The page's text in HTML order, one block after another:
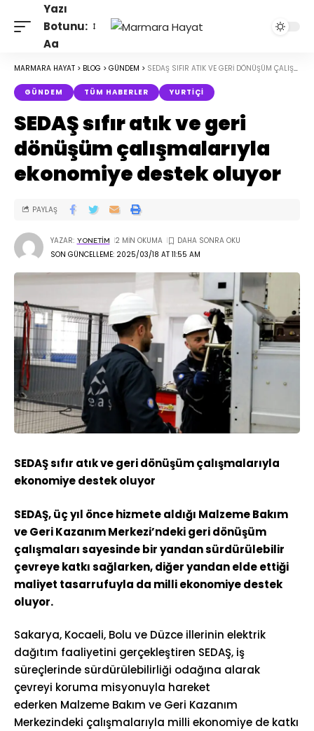
Yazı
Botunu:
Aa
MARMARA HAYAT > BLOG > GÜNDEM > SEDAŞ SIFIR ATIK VE GERI DÖNÜŞÜM ÇALIŞMALARIYLA EKONOMIYE DESTEK OLUYOR
GÜNDEM TÜM HABERLER YURTIÇI
SEDAŞ sıfır atık ve geri
dönüşüm çalışmalarıyla
ekonomiye destek oluyor
SON GÜNCELLEME: 2025/03/18 AT 11:55 AM
YAZAR: YONETIM 2 MIN OKUMA
PAYLAŞ
SEDAŞ sıfır atık ve geri dönüşüm çalışmalarıyla
ekonomiye destek oluyor
SEDAŞ, üç yıl önce hizmete aldığı Malzeme Bakım
ve Geri Kazanım Merkezi’ndeki geri dönüşüm
çalışmaları sayesinde bir yandan sürdürülebilir
çevreye katkı sağlarken, diğer yandan elde ettiği
maliyet tasarrufuyla da milli ekonomiye destek
oluyor.
Sakarya, Kocaeli, Bolu ve Düzce illerinin elektrik
dağıtım faaliyetini gerçekleştiren SEDAŞ, iş
süreçlerinde sürdürülebilirliği odağına alarak
çevreyi koruma misyonuyla hareket
ederken Malzeme Bakım ve Geri Kazanım
Merkezindeki çalışmalarıyla milli ekonomiye de katkı